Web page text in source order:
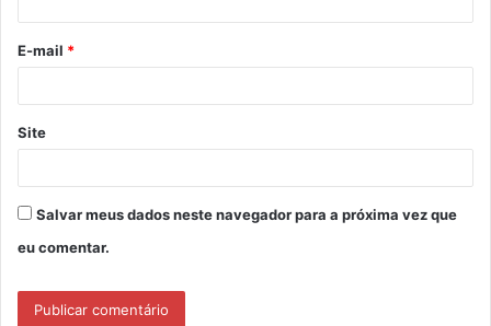
*
E-mail *
Site
Salvar meus dados neste navegador para a próxima vez que
eu comentar.